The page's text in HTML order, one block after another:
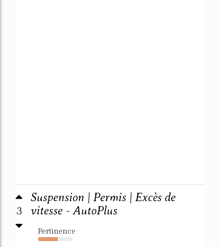
3
Suspension | Permis | Excès de
vitesse - AutoPlus
Pertinence
57%